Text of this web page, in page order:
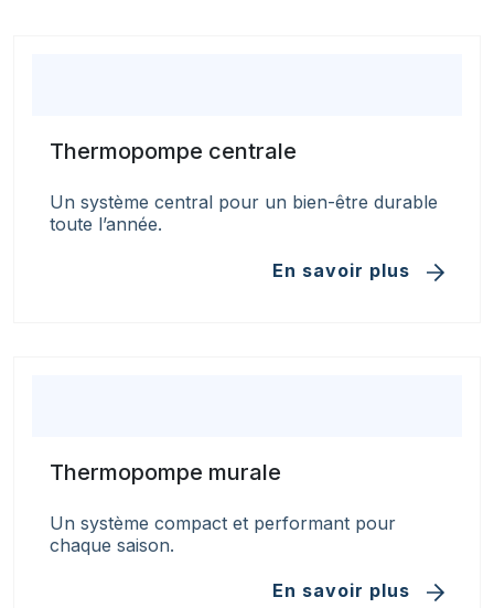
Thermopompe centrale
Un système central pour un bien-être durable
toute l’année.
En savoir plus
Thermopompe murale
Un système compact et performant pour
chaque saison.
En savoir plus